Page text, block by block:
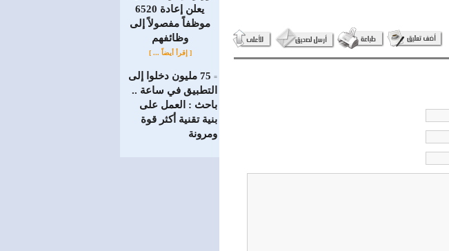
يعلن إعادة 6520
موظفاً مفصولاً إلى
‏وظائفهم
[ إقرأ أيضاً ... ]
=
75 مليون دخلوا إلى
التطبيق في ساعة ..
باحث : العمل على
بنية تقنية أكثر قوة
ومرونة